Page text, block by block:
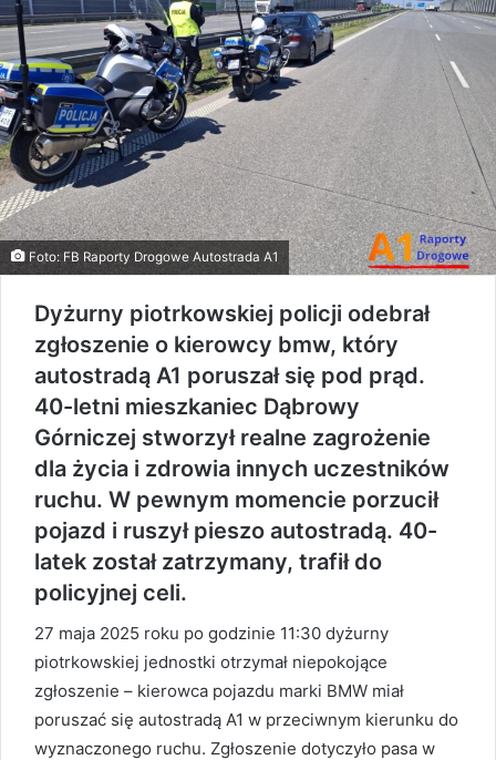
Foto: FB Raporty Drogowe Autostrada A1
Dyżurny piotrkowskiej policji odebrał
zgłoszenie o kierowcy bmw, który
autostradą A1 poruszał się pod prąd.
40-letni mieszkaniec Dąbrowy
Górniczej stworzył realne zagrożenie
dla życia i zdrowia innych uczestników
ruchu. W pewnym momencie porzucił
pojazd i ruszył pieszo autostradą. 40-
latek został zatrzymany, trafił do
policyjnej celi.
27 maja 2025 roku po godzinie 11:30 dyżurny
piotrkowskiej jednostki otrzymał niepokojące
zgłoszenie – kierowca pojazdu marki BMW miał
poruszać się autostradą A1 w przeciwnym kierunku do
wyznaczonego ruchu. Zgłoszenie dotyczyło pasa w